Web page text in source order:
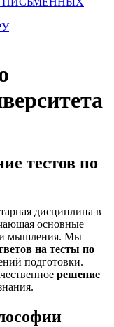
тестов по
дисциплина в
основные
и мышления. Мы
на тесты по
подготовки.
решение